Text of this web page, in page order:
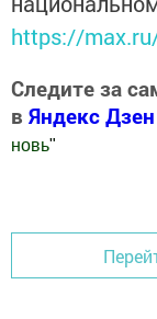
https://
Следите за
в Яндекс Дзен
новь"